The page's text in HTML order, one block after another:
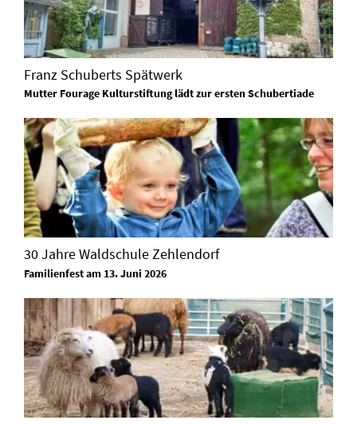
Franz Schuberts Spätwerk
Mutter Fourage Kulturstiftung lädt zur ersten Schubertiade
30 Jahre Waldschule Zehlendorf
Familienfest am 13. Juni 2026